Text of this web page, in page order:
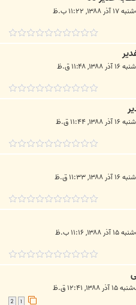
۱۳۸۸, ۱۱:۲۲ ب.ظ
۱۳۸۸, ۱۱:۴۸ ق.ظ
۱۳۸۸, ۱۱:۴۴ ق.ظ
۱۳۸۸, ۱۱:۳۳ ق.ظ
۱۳۸۸, ۱۱:۱۶ ب.ظ
۱۳۸۸, ۱۲:۴۱ ق.ظ